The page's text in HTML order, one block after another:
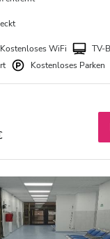
Kostenloses WiFi
TV-
Kostenloses Parken